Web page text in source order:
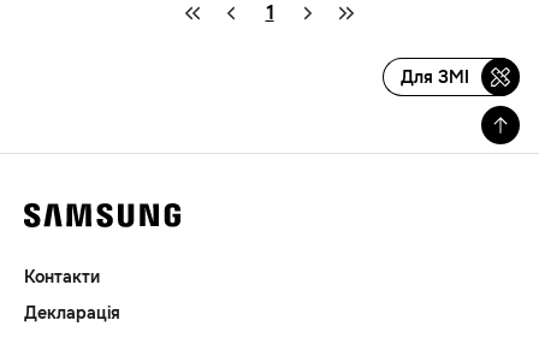
1
Для ЗМІ
Контакти
Декларація